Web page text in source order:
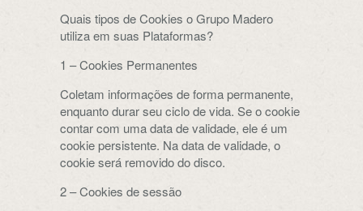
Quais tipos de Cookies o Grupo Madero
utiliza em suas Plataformas?
1 – Cookies Permanentes
Coletam informações de forma permanente,
enquanto durar seu ciclo de vida. Se o cookie
contar com uma data de validade, ele é um
cookie persistente. Na data de validade, o
cookie será removido do disco.
2 – Cookies de sessão